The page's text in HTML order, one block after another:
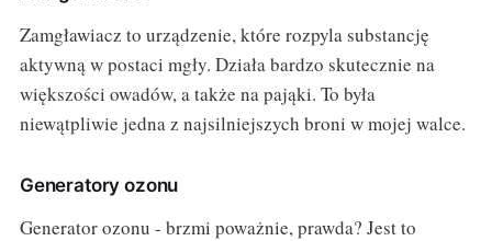
Zamgławiacz to urządzenie, które rozpyla substancję
aktywną w postaci mgły. Działa bardzo skutecznie na
większości owadów, a także na pająki. To była
niewątpliwie jedna z najsilniejszych broni w mojej walce.
Generatory ozonu
Generator ozonu - brzmi poważnie, prawda? Jest to